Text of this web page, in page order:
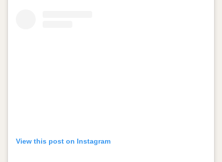
View this post on Instagram